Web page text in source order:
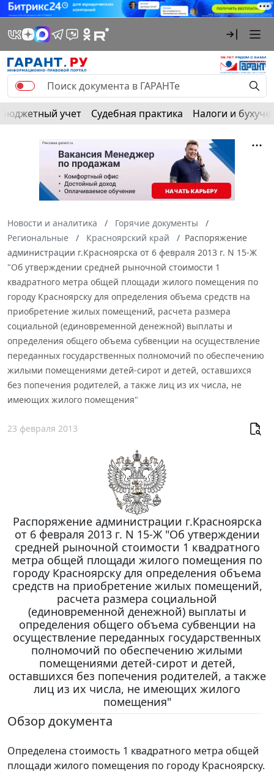
Бюджетный учет Судебная практика Налоги и
Новости и аналитика
Горячие документы
Региональные
Красноярский край
Распоряжение
администрации г.Красноярска от 6 февраля 2013 г. N 15-Ж
"Об утверждении средней рыночной стоимости 1
квадратного метра общей площади жилого помещения по
городу Красноярску для определения объема средств на
приобретение жилых помещений, расчета размера
социальной (единовременной денежной) выплаты и
определения общего объема субвенции на осуществление
переданных государственных полномочий по обеспечению
жилыми помещениями детей-сирот и детей, оставшихся
без попечения родителей, а также лиц из их числа, не
имеющих жилого помещения"
23 февраля 2013
Распоряжение администрации г.Красноярска
от 6 февраля 2013 г. N 15-Ж "Об утверждении
средней рыночной стоимости 1 квадратного
метра общей площади жилого помещения по
городу Красноярску для определения объема
средств на приобретение жилых помещений,
расчета размера социальной
(единовременной денежной) выплаты и
определения общего объема субвенции на
осуществление переданных государственных
полномочий по обеспечению жилыми
помещениями детей-сирот и детей,
оставшихся без попечения родителей, а также
лиц из их числа, не имеющих жилого
помещения"
Обзор документа
Определена стоимость 1 квадратного метра общей
площади жилого помещения по городу Красноярску.